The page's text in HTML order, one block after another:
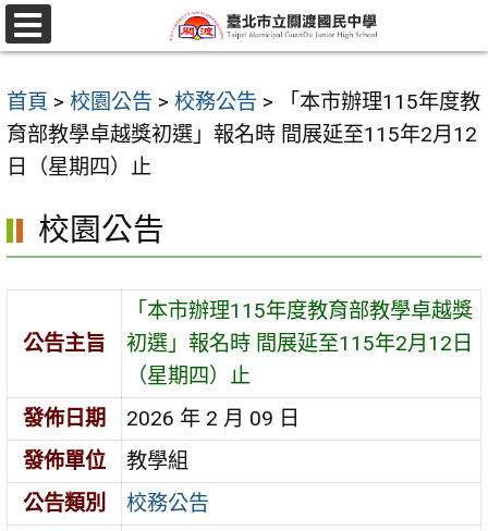
跳
至
要
內
容
選
單
首頁 > 校園公告 > 校務公告 >
「本市辦理115年度教
育部教學卓越獎初選」報名時 間展延至115年2月12
日（星期四）止
校園公告
公告主旨
「本市辦理115年度教育部教學卓越獎
初選」報名時 間展延至115年2月12日
（星期四）止
發佈日期
2026 年 2 月 09 日
發佈單位
教學組
公告類別
校務公告